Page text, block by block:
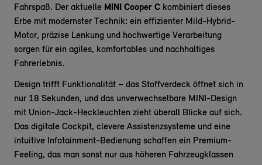
Fahrspaß. Der aktuelle MINI Cooper C kombiniert dieses
Erbe mit modernster Technik: ein effizienter Mild-Hybrid-
Motor, präzise Lenkung und hochwertige Verarbeitung
sorgen für ein agiles, komfortables und nachhaltiges
Fahrerlebnis.
Design trifft Funktionalität – das Stoffverdeck öffnet sich in
nur 18 Sekunden, und das unverwechselbare MINI-Design
mit Union-Jack-Heckleuchten zieht überall Blicke auf sich.
Das digitale Cockpit, clevere Assistenzsysteme und eine
intuitive Infotainment-Bedienung schaffen ein Premium-
Feeling, das man sonst nur aus höheren Fahrzeugklassen